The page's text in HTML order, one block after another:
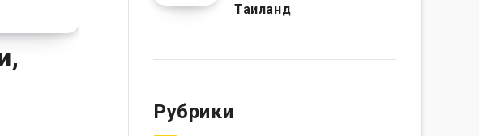
Таиланд
Рубрики